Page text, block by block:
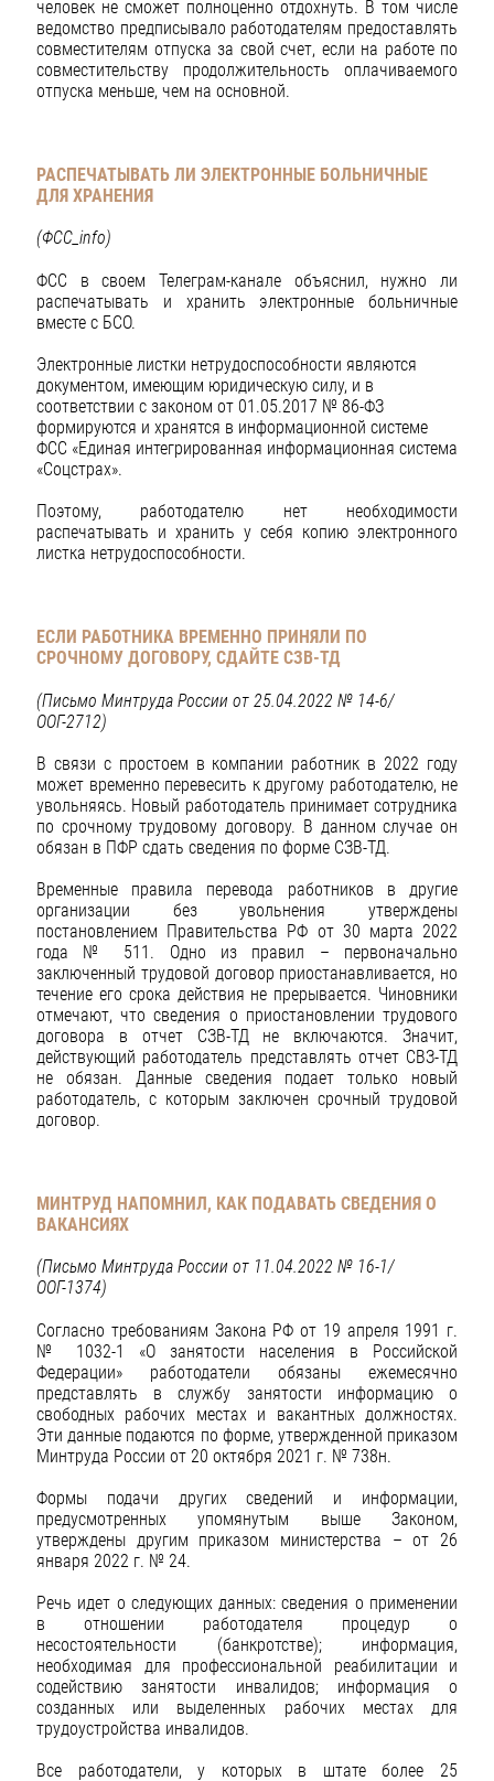
человек не сможет полноценно отдохнуть. В том числе
ведомство предписывало работодателям предоставлять
совместителям отпуска за свой счет, если на работе по
совместительству продолжительность оплачиваемого
отпуска меньше, чем на основной.
РАСПЕЧАТЫВАТЬ ЛИ ЭЛЕКТРОННЫЕ БОЛЬНИЧНЫЕ
ДЛЯ ХРАНЕНИЯ
(ФСС_ info)
ФСС в своем Телеграм-канале объяснил, нужно ли
распечатывать и хранить электронные больничные
вместе с БСО.
Электронные листки нетрудоспособности являются
документом, имеющим юридическую силу, и в
соответствии с законом от 01.05.2017 № 86-ФЗ
формируются и хранятся в информационной системе
ФСС «Единая интегрированная информационная система
«Соцстрах».
Поэтому, работодателю нет необходимости
распечатывать и хранить у себя копию электронного
листка нетрудоспособности.
ЕСЛИ РАБОТНИКА ВРЕМЕННО ПРИНЯЛИ ПО
СРОЧНОМУ ДОГОВОРУ, СДАЙТЕ СЗВ-ТД
(Письмо Минтруда России от 25.04.2022 № 14-6/
ООГ-2712)
В связи с простоем в компании работник в 2022 году
может временно перевесить к другому работодателю, не
увольняясь. Новый работодатель принимает сотрудника
по срочному трудовому договору. В данном случае он
обязан в ПФР сдать сведения по форме СЗВ-ТД.
Временные правила перевода работников в другие
организации без увольнения утверждены
постановлением Правительства РФ от 30 марта 2022
года № 511. Одно из правил – первоначально
заключенный трудовой договор приостанавливается, но
течение его срока действия не прерывается. Чиновники
отмечают, что сведения о приостановлении трудового
договора в отчет СЗВ-ТД не включаются. Значит,
действующий работодатель представлять отчет СВЗ-ТД
не обязан. Данные сведения подает только новый
работодатель, с которым заключен срочный трудовой
договор.
МИНТРУД НАПОМНИЛ, КАК ПОДАВАТЬ СВЕДЕНИЯ О
ВАКАНСИЯХ
(Письмо Минтруда России от 11.04.2022 № 16-1/
ООГ-1374)
Согласно требованиям Закона РФ от 19 апреля 1991 г.
№ 1032-1 «О занятости населения в Российской
Федерации» работодатели обязаны ежемесячно
представлять в службу занятости информацию о
свободных рабочих местах и вакантных должностях.
Эти данные подаются по форме, утвержденной приказом
Минтруда России от 20 октября 2021 г. № 738н.
Формы подачи других сведений и информации,
предусмотренных упомянутым выше Законом,
утверждены другим приказом министерства – от 26
января 2022 г. № 24.
Речь идет о следующих данных: сведения о применении
в отношении работодателя процедур о
несостоятельности (банкротстве); информация,
необходимая для профессиональной реабилитации и
содействию занятости инвалидов; информация о
созданных или выделенных рабочих местах для
трудоустройства инвалидов.
Все работодатели, у которых в штате более 25